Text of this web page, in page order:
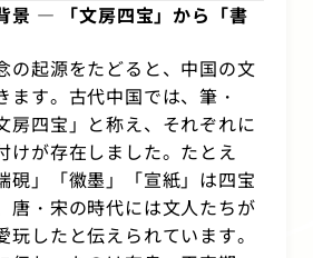
景 ― 「文房四宝」から「書
の起源をたどると、中国の文
ます。古代中国では、筆・
房四宝」と称え、それぞれに
けが存在しました。たとえ
硯」「徽墨」「宣紙」は四宝
唐・宋の時代には文人たちが
玩したと伝えられています。